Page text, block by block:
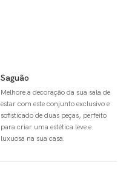
Saguão
Melhore a decoração da sua sala de
estar com este conjunto exclusivo e
sofisticado de duas peças, perfeito
para criar uma estética leve e
luxuosa na sua casa.